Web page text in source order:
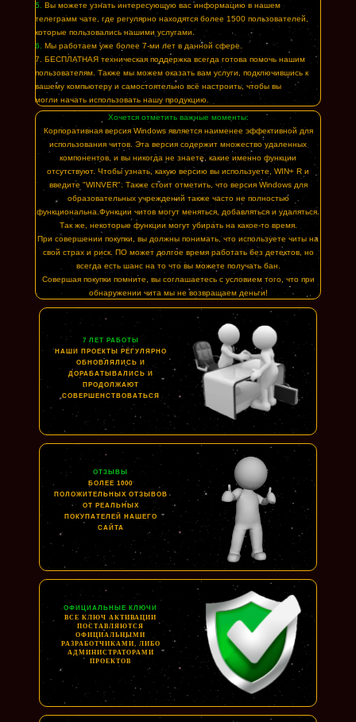
5.
Вы можете узнать интересующую вас информацию в нашем
телеграмм чате, где регулярно находятся более 1500 пользователей,
которые пользовались нашими услугами.
6.
Мы работаем уже более 7-ми лет в данной сфере.
7. БЕСПЛАТНАЯ техническая поддержка всегда готова помочь нашим
пользователям. Также мы можем оказать вам услуги, подключившись к
вашему компьютеру и самостоятельно всё настроить, чтобы вы
могли начать использовать нашу продукцию.
Хочется отметить важные моменты:
Корпоративная версия Windows является наименее эффективной для
использования читов. Эта версия содержит множество удаленных
компонентов, и вы никогда не знаете, какие именно функции
отсутствуют. Чтобы узнать, какую версию вы используете, WIN+ R и
введите "WINVER". Также стоит отметить, что версия Windows для
образовательных учреждений также часто не полностью
функциональна.Функции читов могут меняться, добавляться и удаляться.
Так же, некоторые функции могут убирать на какое-то время.
При совершении покупки, вы должны понимать, что используете читы на
свой страх и риск. ПО может долгое время работать без детектов, но
всегда есть шанс на то что вы можете получать бан.
Совершая покупки помните, вы соглашаетесь с условием того, что при
обнаружении чита мы не возвращаем деньги!
7 ЛЕТ РАБОТЫ
НАШИ ПРОЕКТЫ РЕГУЛЯРНО
ОБНОВЛЯЛИСЬ И
ДОРАБАТЫВАЛИСЬ И
ПРОДОЛЖАЮТ
СОВЕРШЕНСТВОВАТЬСЯ
ОТЗЫВЫ
БОЛЕЕ 1000
ПОЛОЖИТЕЛЬНЫХ ОТЗЫВОВ
ОТ РЕАЛЬНЫХ
ПОКУПАТЕЛЕЙ НАШЕГО
САЙТА
ОФИЦИАЛЬНЫЕ КЛЮЧИ
ВСЕ КЛЮЧ АКТИВАЦИИ
ПОСТАВЛЯЮТСЯ
ОФИЦИАЛЬНЫМИ
РАЗРАБОТЧИКАМИ, ЛИБО
АДМИНИСТРАТОРАМИ
ПРОЕКТОВ